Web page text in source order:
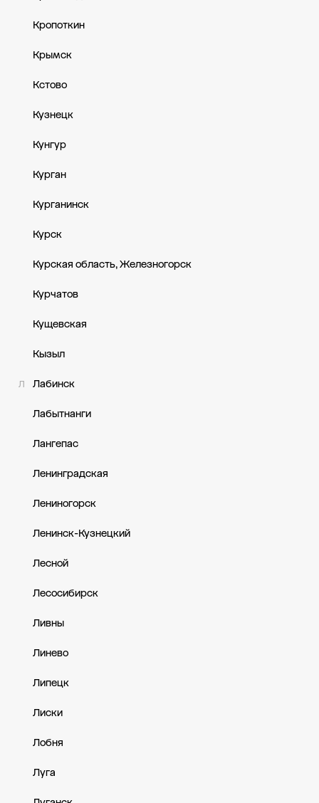
Кропоткин
Крымск
Кстово
Кузнецк
Кунгур
Курган
Курганинск
Курск
Курская область, Железногорск
Курчатов
Кущевская
Кызыл
Л Лабинск
Лабытнанги
Лангепас
Ленинградская
Лениногорск
Ленинск-Кузнецкий
Лесной
Лесосибирск
Ливны
Линево
Липецк
Лиски
Лобня
Луга